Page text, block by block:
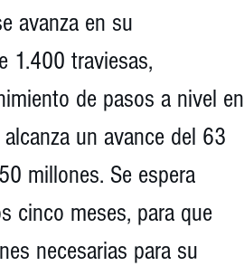
avanza en su
1.400 traviesas,
de pasos a nivel en
un avance del 63
millones. Se espera
cinco meses, para que
necesarias para su